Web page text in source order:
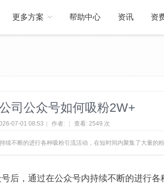
更多方案 帮助中心 资讯 资
司公众号如何吸粉2W+
07-01 08:53 作者: 查看: 2549 次
不断的进行各种吸粉引流活动，在短时间内聚集了大量的
后，通过在公众号内持续不断的进行